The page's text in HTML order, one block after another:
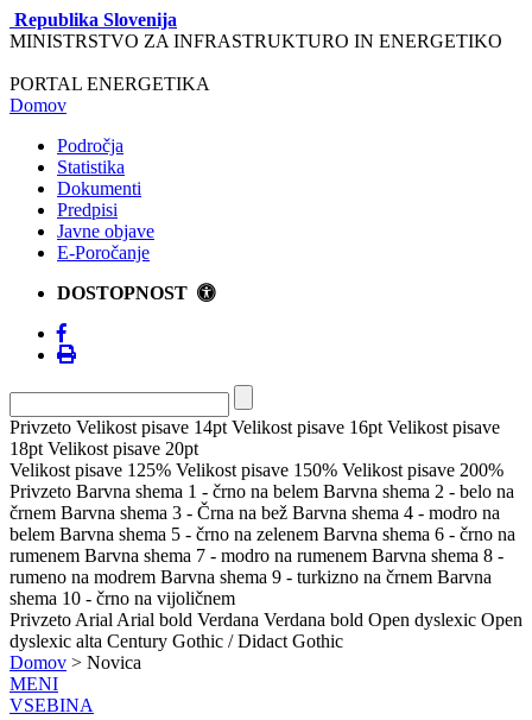
Republika Slovenija
MINISTRSTVO ZA INFRASTRUKTURO IN ENERGETIKO
PORTAL ENERGETIKA
Domov
Področja
Statistika
Dokumenti
Predpisi
Javne objave
E-Poročanje
DOSTOPNOST
Privzeto Velikost pisave 14pt Velikost pisave 16pt Velikost pisave
18pt Velikost pisave 20pt
Velikost pisave 125% Velikost pisave 150% Velikost pisave 200%
Privzeto Barvna shema 1 - črno na belem Barvna shema 2 - belo na
črnem Barvna shema 3 - Črna na bež Barvna shema 4 - modro na
belem Barvna shema 5 - črno na zelenem Barvna shema 6 - črno na
rumenem Barvna shema 7 - modro na rumenem Barvna shema 8 -
rumeno na modrem Barvna shema 9 - turkizno na črnem Barvna
shema 10 - črno na vijoličnem
Privzeto Arial Arial bold Verdana Verdana bold Open dyslexic Open
dyslexic alta Century Gothic / Didact Gothic
Domov > Novica
MENI
VSEBINA